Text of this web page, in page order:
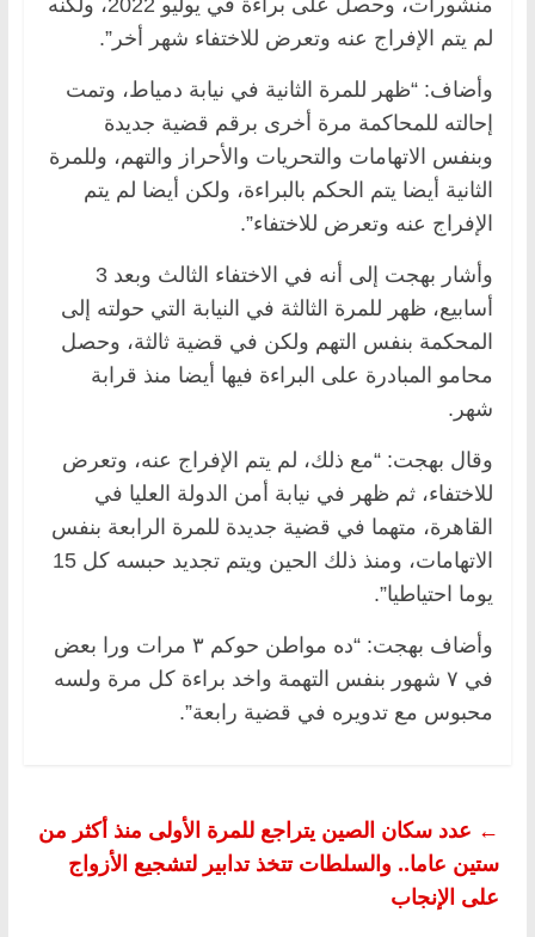
لم يتم الإفراج عنه وتعرض للاختفاء شهر أخر”.
وأضاف: “ظهر للمرة الثانية في نيابة دمياط، وتمت
إحالته للمحاكمة مرة أخرى برقم قضية جديدة
وبنفس الاتهامات والتحريات والأحراز والتهم، وللمرة
الثانية أيضا يتم الحكم بالبراءة، ولكن أيضا لم يتم
الإفراج عنه وتعرض للاختفاء”.
وأشار بهجت إلى أنه في الاختفاء الثالث وبعد 3
أسابيع، ظهر للمرة الثالثة في النيابة التي حولته إلى
المحكمة بنفس التهم ولكن في قضية ثالثة، وحصل
محامو المبادرة على البراءة فيها أيضا منذ قرابة
شهر.
وقال بهجت: “مع ذلك، لم يتم الإفراج عنه، وتعرض
للاختفاء، ثم ظهر في نيابة أمن الدولة العليا في
القاهرة، متهما في قضية جديدة للمرة الرابعة بنفس
الاتهامات، ومنذ ذلك الحين ويتم تجديد حبسه كل 15
يوما احتياطيا”.
وأضاف بهجت: “ده مواطن حوكم ٣ مرات ورا بعض
في ٧ شهور بنفس التهمة واخد براءة كل مرة ولسه
محبوس مع تدويره في قضية رابعة”.
← عدد سكان الصين يتراجع للمرة الأولى منذ أكثر من
ستين عاما.. والسلطات تتخذ تدابير لتشجيع الأزواج
على الإنجاب